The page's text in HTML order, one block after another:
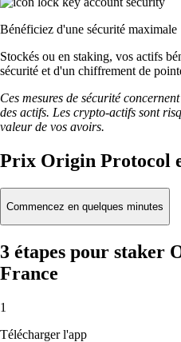
Bénéficiez d'une sécurité maximale
Stockés ou en staking, vos actifs
sécurité et d'un chiffrement de
Ces mesures de sécurité
des actifs. Les crypto-actifs sont
valeur de vos avoirs.
Prix Origin Protocol
Commencez en quelques minutes
3 étapes pour staker
France
1
Télécharger l'app